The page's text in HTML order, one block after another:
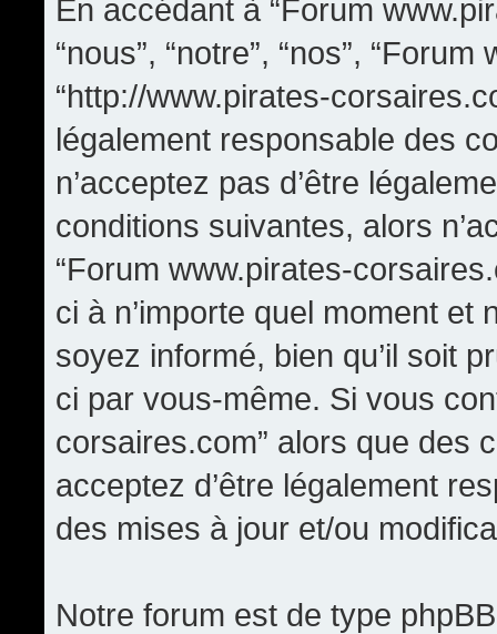
En accédant à “Forum
“nous”, “notre”, “nos”,
“http://www.pirates-
légalement responsable des
n’acceptez pas d’être
conditions suivantes, alors
“Forum www.pirates-
ci à n’importe quel moment
soyez informé, bien qu’il soit
ci par vous-même. Si vous
corsaires.com” alors que des
acceptez d’être légalement
des mises à jour et/ou
Notre forum est de type phpBB